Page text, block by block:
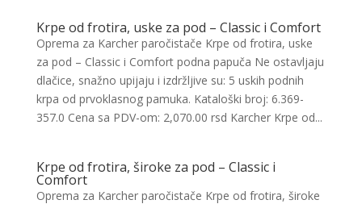
Krpe od frotira, uske za pod – Classic i Comfort
Oprema za Karcher paročistače Krpe od frotira, uske
za pod – Classic i Comfort podna papuča Ne ostavljaju
dlačice, snažno upijaju i izdržljive su: 5 uskih podnih
krpa od prvoklasnog pamuka. Kataloški broj: 6.369-
357.0 Cena sa PDV-om: 2,070.00 rsd Karcher Krpe od...
Krpe od frotira, široke za pod – Classic i
Comfort
Oprema za Karcher paročistače Krpe od frotira, široke